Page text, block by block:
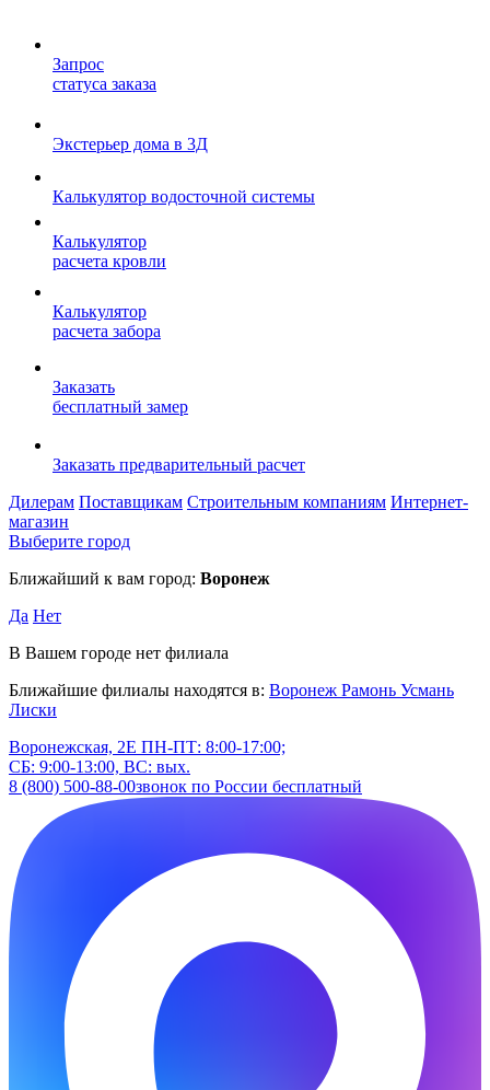
Запрос
статуса заказа
Экстерьер дома в 3Д
Калькулятор водосточной системы
Калькулятор
расчета кровли
Калькулятор
расчета забора
Заказать
бесплатный замер
Заказать предварительный расчет
Дилерам Поставщикам Строительным компаниям Интернет-
магазин
Выберите город
Ближайший к вам город: Воронеж
Да Нет
В Вашем городе нет филиала
Ближайшие филиалы находятся в: Воронеж Рамонь Усмань
Лиски
Воронежская, 2Е ПН-ПТ: 8:00-17:00;
СБ: 9:00-13:00, ВС: вых.
8 (800) 500-88-00звонок по России бесплатный